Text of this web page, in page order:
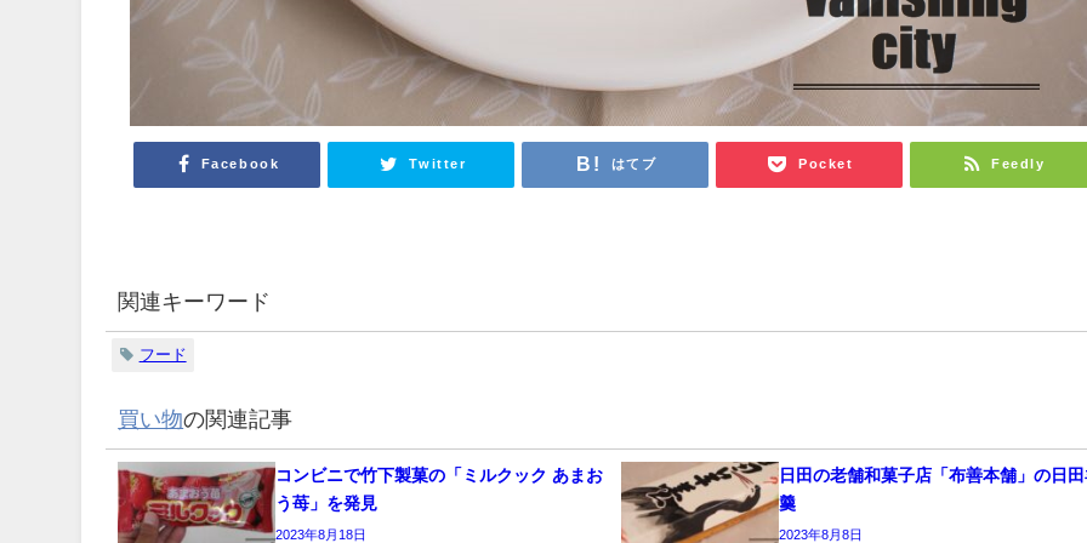
Facebook Twitter はてブ Pocket Feedly
関連キーワード
フード
買い物の関連記事
コンビニで竹下製菓の「ミルクック あまお
う苺」を発見
2023年8月18日
日田の老舗和菓子店「布善本舗」の日
羹
2023年8月8日